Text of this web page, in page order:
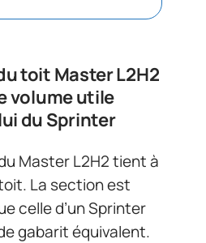
toit Master L2H2
volume utile
du Sprinter
Master L2H2 tient à
La section est
celle d’un Sprinter
gabarit équivalent.